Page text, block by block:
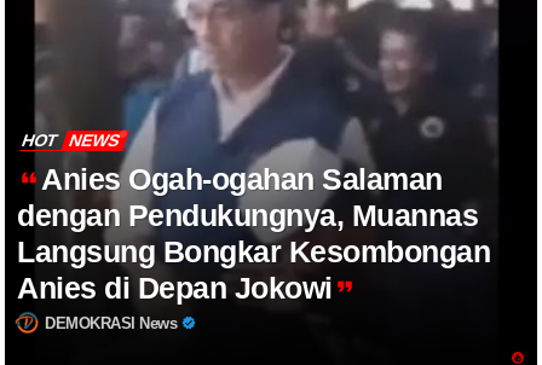
HOT NEWS
Anies Ogah-ogahan Salaman
dengan Pendukungnya, Muannas
Langsung Bongkar Kesombongan
Anies di Depan Jokowi
DEMOKRASI News